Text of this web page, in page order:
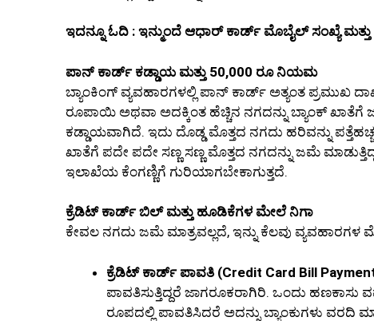
ಇದನ್ನೂ ಓದಿ : ಇನ್ಮುಂದೆ ಆಧಾರ್ ಕಾರ್ಡ್ ಮೊಬೈಲ್ ಸಂಖ್ಯೆ
ಪಾನ್ ಕಾರ್ಡ್ ಕಡ್ಡಾಯ ಮತ್ತು 50,000 ರೂ ನಿಯಮ
ಬ್ಯಾಂಕಿಂಗ್ ವ್ಯವಹಾರಗಳಲ್ಲಿ ಪಾನ್ ಕಾರ್ಡ್ ಅತ್ಯಂತ ಪ್ರಮುಖ
ರೂಪಾಯಿ ಅಥವಾ ಅದಕ್ಕಿಂತ ಹೆಚ್ಚಿನ ನಗದನ್ನು ಬ್ಯಾಂಕ್
ಕಡ್ಡಾಯವಾಗಿದೆ. ಇದು ದೊಡ್ಡ ಮೊತ್ತದ ನಗದು ಹರಿವನ್ನು
ಖಾತೆಗೆ ಪದೇ ಪದೇ ಸಣ್ಣ ಸಣ್ಣ ಮೊತ್ತದ ನಗದನ್ನು ಜಮೆ
ಇಲಾಖೆಯ ಕೆಂಗಣ್ಣಿಗೆ ಗುರಿಯಾಗಬೇಕಾಗುತ್ತದೆ.
ಕ್ರೆಡಿಟ್ ಕಾರ್ಡ್ ಬಿಲ್ ಮತ್ತು ಹೂಡಿಕೆಗಳ ಮೇಲೆ ನಿಗಾ
ಕೇವಲ ನಗದು ಜಮೆ ಮಾತ್ರವಲ್ಲದೆ, ಇನ್ನು ಕೆಲವು
ಕ್ರೆಡಿಟ್ ಕಾರ್ಡ್ ಪಾವತಿ (Credit Card Bill
ಪಾವತಿಸುತ್ತಿದ್ದರೆ ಜಾಗರೂಕರಾಗಿರಿ. ಒಂದು ಹಣಕಾಸು
ರೂಪದಲ್ಲಿ ಪಾವತಿಸಿದರೆ ಅದನ್ನು ಬ್ಯಾಂಕುಗಳು ವರದಿ